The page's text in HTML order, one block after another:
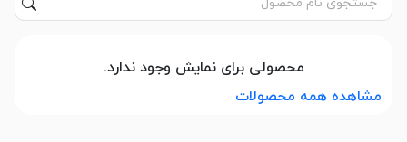
محصولی برای نمایش وجود ندارد.
مشاهده همه محصولات